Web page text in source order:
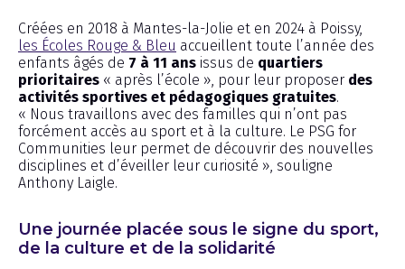
Créées en 2018 à Mantes-la-Jolie et en 2024 à Poissy,
les Écoles Rouge & Bleu accueillent toute l’année des
enfants âgés de 7 à 11 ans issus de quartiers
prioritaires « après l’école », pour leur proposer des
activités sportives et pédagogiques gratuites.
« Nous travaillons avec des familles qui n’ont pas
forcément accès au sport et à la culture. Le PSG for
Communities leur permet de découvrir des nouvelles
disciplines et d’éveiller leur curiosité », souligne
Anthony Laigle.
Une journée placée sous le signe du sport,
de la culture et de la solidarité